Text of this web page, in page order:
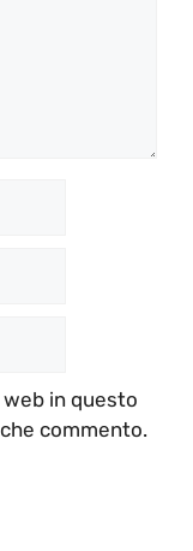
web in questo
commento.